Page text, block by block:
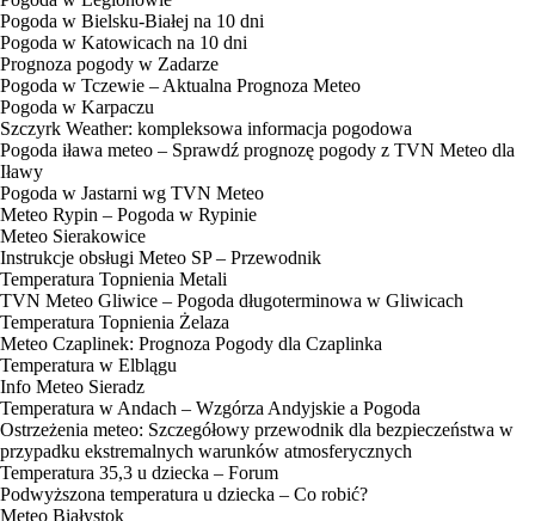
Pogoda w Bielsku-Białej na 10 dni
Pogoda w Katowicach na 10 dni
Prognoza pogody w Zadarze
Pogoda w Tczewie – Aktualna Prognoza Meteo
Pogoda w Karpaczu
Szczyrk Weather: kompleksowa informacja pogodowa
Pogoda iława meteo – Sprawdź prognozę pogody z TVN Meteo dla
Iławy
Pogoda w Jastarni wg TVN Meteo
Meteo Rypin – Pogoda w Rypinie
Meteo Sierakowice
Instrukcje obsługi Meteo SP – Przewodnik
Temperatura Topnienia Metali
TVN Meteo Gliwice – Pogoda długoterminowa w Gliwicach
Temperatura Topnienia Żelaza
Meteo Czaplinek: Prognoza Pogody dla Czaplinka
Temperatura w Elblągu
Info Meteo Sieradz
Temperatura w Andach – Wzgórza Andyjskie a Pogoda
Ostrzeżenia meteo: Szczegółowy przewodnik dla bezpieczeństwa w
przypadku ekstremalnych warunków atmosferycznych
Temperatura 35,3 u dziecka – Forum
Podwyższona temperatura u dziecka – Co robić?
Meteo Białystok